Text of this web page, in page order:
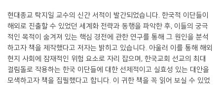
현대종교 탁지일 교수의 신간 서적이 발간되었습니다. 한국적 이단들이
해외로 진출할 수 있었던 세계화 전략과 동행을 파악한 후, 이들의 궁극
적인 목적이 숨겨져 있는 핵심 경전에 관한 연구를 통해 그 원인을 분석
하고자 책을 제작했다고 저자는 밝히고 있습니다. 아울러 이를 통해 해외
현지 사회에 잠재적인 위험 요소로 자리 잡으며, 한국교회 선교의 최대
걸림돌로 작용하는 한국 이단들에 대한 선제적이고 실효성 있는 대안을
모색하고자 책을 집필했다고 합니다. 이 귀한 책을 꼭 읽어 보실 수 있었